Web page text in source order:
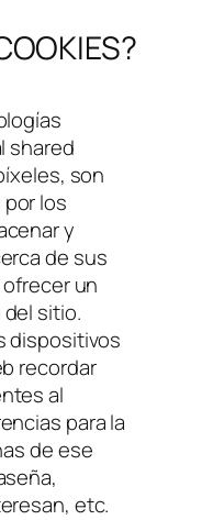
shared
son
los
y
de sus
un
sitio.
dispositivos
recordar
al
para la
de ese
etc.